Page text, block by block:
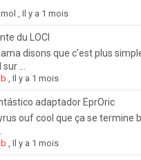
w
a
n
t
o
n
,Il y a 1 mois
du LOCI
disons que c'est plus
...
,Il y a 1 mois
adaptador EprOric
ouf cool que ça se termine
,Il y a 1 mois